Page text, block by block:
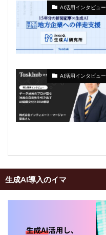
AI活用インタビュー
AI活用インタビュー
生成AI導入のイマ